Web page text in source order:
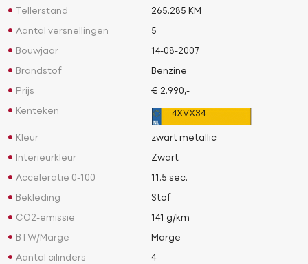
Tellerstand 265.285 KM
Aantal versnellingen 5
Bouwjaar 14-08-2007
Brandstof Benzine
Prijs € 2.990,-
Kenteken 4XVX34
Kleur zwart metallic
Interieurkleur Zwart
Acceleratie 0-100 11.5 sec.
Bekleding Stof
CO2-emissie 141 g/km
BTW/Marge Marge
Aantal cilinders 4